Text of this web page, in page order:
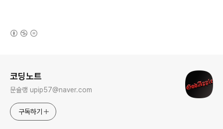
코딩노트
문슐랭 upip57@naver.com
구독하기